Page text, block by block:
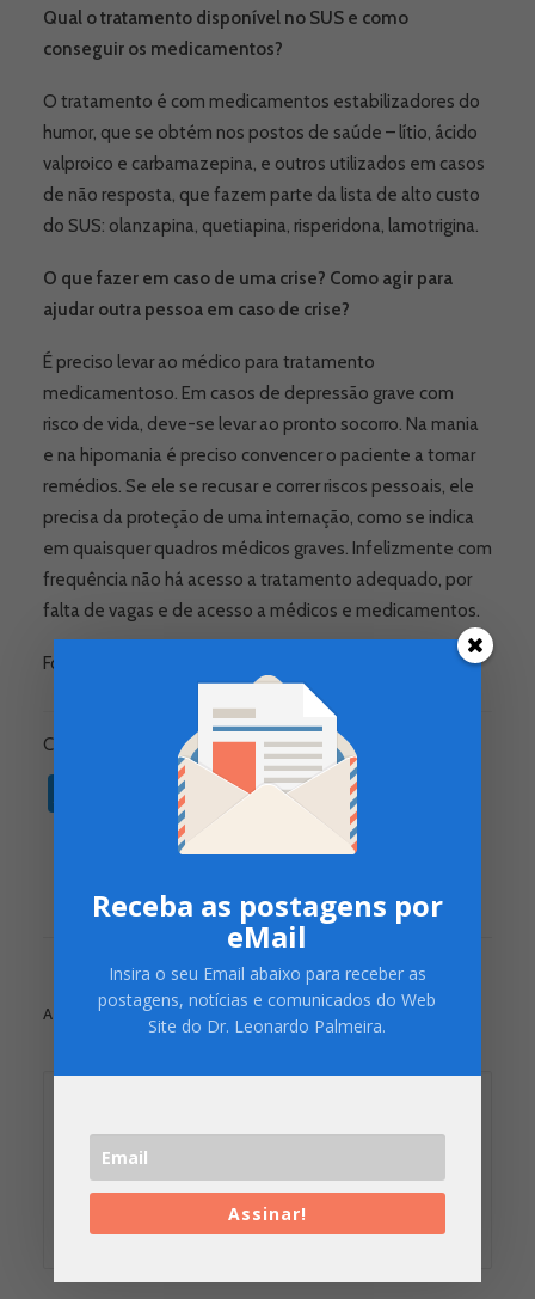
Qual o tratamento disponível no SUS e como
conseguir os medicamentos?
O tratamento é com medicamentos estabilizadores do
humor, que se obtém nos postos de saúde – lítio, ácido
valproico e carbamazepina, e outros utilizados em casos
de não resposta, que fazem parte da lista de alto custo
do SUS: olanzapina, quetiapina, risperidona, lamotrigina.
O que fazer em caso de uma crise? Como agir para
ajudar outra pessoa em caso de crise?
É preciso levar ao médico para tratamento
medicamentoso. Em casos de depressão grave com
risco de vida, deve-se levar ao pronto socorro. Na mania
e na hipomania é preciso convencer o paciente a tomar
remédios. Se ele se recusar e correr riscos pessoais, ele
precisa da proteção de uma internação, como se indica
em quaisquer quadros médicos graves. Infelizmente com
frequência não há acesso a tratamento adequado, por
falta de vagas e de acesso a médicos e medicamentos.
Fonte: Blog da Saúde/ Ministério da Saúde
Compartilhe:
TwitterFacebook
WhatsApp
PocketCopy
Link
Print
ADD COMMENT
Receba as postagens por
eMail
Insira o seu Email abaixo para receber as
postagens, notícias e comunicados do Web
Site do Dr. Leonardo Palmeira.
Assinar!